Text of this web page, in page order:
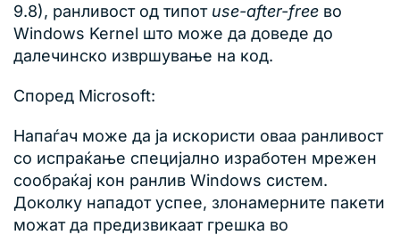
9.8), ранливост од типот use-after-free во
Windows Kernel што може да доведе до
далечинско извршување на код.
Според Microsoft:
Напаѓач може да ја искористи оваа ранливост
со испраќање специјално изработен мрежен
сообраќај кон ранлив Windows систем.
Доколку нападот успее, злонамерните пакети
можат да предизвикаат грешка во